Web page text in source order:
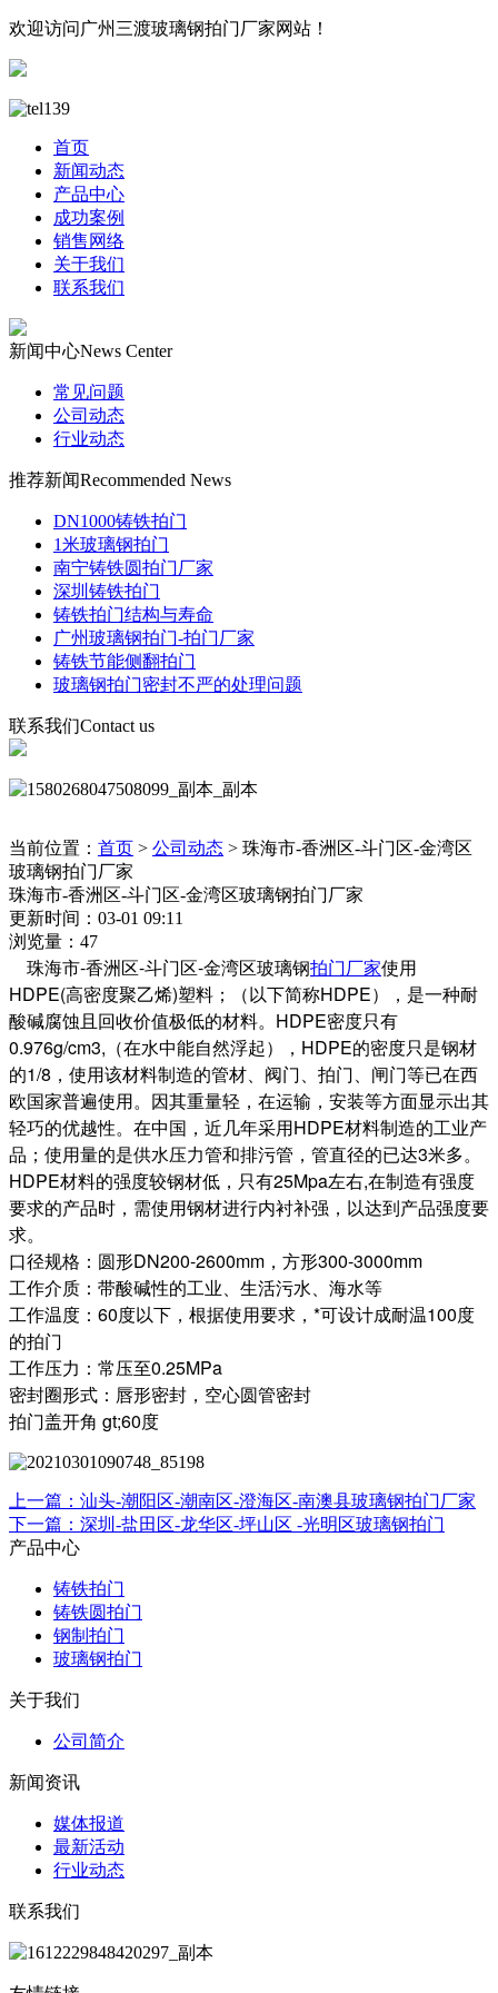
欢迎访问广州三渡玻璃钢拍门厂家网站！
首页
新闻动态
产品中心
成功案例
销售网络
关于我们
联系我们
新闻中心News Center
常见问题
公司动态
行业动态
推荐新闻Recommended News
DN1000铸铁拍门
1米玻璃钢拍门
南宁铸铁圆拍门厂家
深圳铸铁拍门
铸铁拍门结构与寿命
广州玻璃钢拍门-拍门厂家
铸铁节能侧翻拍门
玻璃钢拍门密封不严的处理问题
联系我们Contact us
当前位置： 首页 > 公司动态 > 珠海市-香洲区-斗门区-金湾区
玻璃钢拍门厂家
珠海市-香洲区-斗门区-金湾区玻璃钢拍门厂家
更新时间：03-01 09:11
浏览量：47
珠海市-香洲区-斗门区-金湾区玻璃钢拍门厂家使用
HDPE(高密度聚乙烯)塑料；（以下简称HDPE），是一种耐
酸碱腐蚀且回收价值极低的材料。HDPE密度只有
0.976g/cm3,（在水中能自然浮起），HDPE的密度只是钢材
的1/8，使用该材料制造的管材、阀门、拍门、闸门等已在西
欧国家普遍使用。因其重量轻，在运输，安装等方面显示出其
轻巧的优越性。在中国，近几年采用HDPE材料制造的工业产
品；使用量的是供水压力管和排污管，管直径的已达3米多。
HDPE材料的强度较钢材低，只有25Mpa左右,在制造有强度
要求的产品时，需使用钢材进行内衬补强，以达到产品强度要
求。
口径规格：圆形DN200-2600mm，方形300-3000mm
工作介质：带酸碱性的工业、生活污水、海水等
工作温度：60度以下，根据使用要求，*可设计成耐温100度
的拍门
工作压力：常压至0.25MPa
密封圈形式：唇形密封，空心圆管密封
拍门盖开角 gt;60度
上一篇：汕头-潮阳区-潮南区-澄海区-南澳县玻璃钢拍门厂家
下一篇：深圳-盐田区-龙华区-坪山区 -光明区玻璃钢拍门
产品中心
铸铁拍门
铸铁圆拍门
钢制拍门
玻璃钢拍门
关于我们
公司简介
新闻资讯
媒体报道
最新活动
行业动态
联系我们